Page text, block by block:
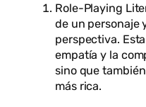
Role-Playing
de un personaje
perspectiva.
empatía y la
sino que
más rica.